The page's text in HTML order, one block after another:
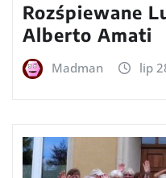
Rozśpiewane
Alberto Amati
Madman lip